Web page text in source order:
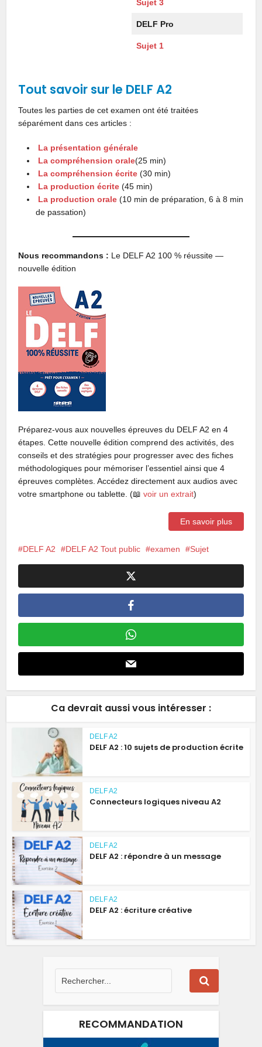
Sujet 3
DELF Pro
Sujet 1
Tout savoir sur le DELF A2
Toutes les parties de cet examen ont été traitées
séparément dans ces articles :
La présentation générale
La compréhension orale(25 min)
La compréhension écrite(30 min)
La production écrite (45 min)
La production orale (10 min de préparation, 6 à 8 min
de passation)
Nous recommandons : Le DELF A2 100 % réussite —
nouvelle édition
Préparez-vous aux nouvelles épreuves du DELF A2 en 4
étapes. Cette nouvelle édition comprend des activités, des
conseils et des stratégies pour progresser avec des fiches
méthodologiques pour mémoriser l’essentiel ainsi que 4
épreuves complètes. Accédez directement aux audios avec
votre smartphone ou tablette. (📖voir un extrait)
En savoir plus
DELF A2 DELF A2 Tout public examen Sujet
Ca devrait aussi vous intéresser :
DELF A2
DELF A2 : 10 sujets de production écrite
DELF A2
Connecteurs logiques niveau A2
DELF A2
DELF A2 : répondre à un message
DELF A2
DELF A2 : écriture créative
RECOMMANDATION